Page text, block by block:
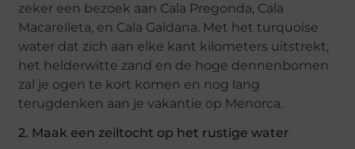
zeker een bezoek aan Cala Pregonda, Cala
Macarelleta, en Cala Galdana. Met het turquoise
water dat zich aan elke kant kilometers uitstrekt,
het helderwitte zand en de hoge dennenbomen
zal je ogen te kort komen en nog lang
terugdenken aan je vakantie op Menorca.
2. Maak een zeiltocht op het rustige water